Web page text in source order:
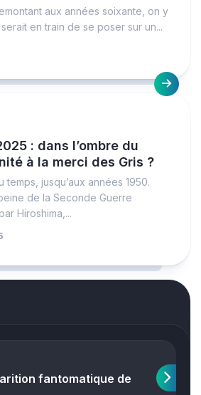
aux années soixante, on y
en train de se poser sur un...
: dans l’ombre du
à la merci des Gris ?
temps, jusqu’aux années 1950.
de la Seconde Guerre
Hiroshima,...
fantomatique de